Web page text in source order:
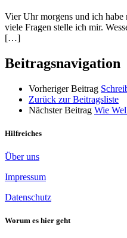
Vier Uhr morgens und ich
viele Fragen stelle ich mir.
[…]
Beitragsnavigation
Vorheriger Beitrag
Zurück zur Beitragsliste
Nächster Beitrag Wie
Hilfreiches
Über uns
Impressum
Datenschutz
Worum es hier geht